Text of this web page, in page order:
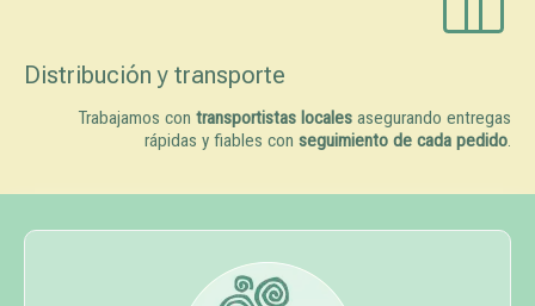
Distribución y transporte
Trabajamos con transportistas locales asegurando entregas
rápidas y fiables con seguimiento de cada pedido.